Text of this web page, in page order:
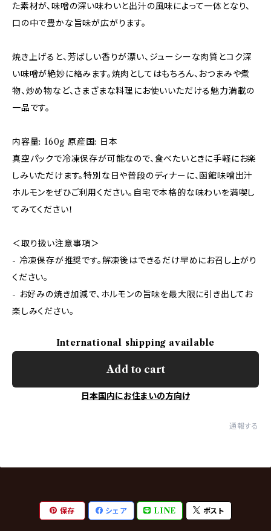
た素材が、味噌の深い味わいと出汁の風味によって一体となり、
口の中で豊かな旨味が広がります。
焼き上げると、芳ばしい香りが漂い、ジューシーな肉質とコク深
い味噌が絶妙に絡みます。焼肉としてはもちろん、おつまみや煮
物、炒め物など、さまざまな料理にお使いいただける魅力満載の
一品です。
内容量: 160g 原産国: 日本
真空パックで冷凍保存が可能なので、食べたいときに手軽にお楽
しみいただけます。特別な日や普段のディナーに、函館味噌出汁
ホルモンをぜひご利用ください。自宅で本格的な味わいを満喫し
てみてください！
＜取り扱い注意事項＞
- 冷凍保存が推奨です。解凍後はできるだけ早めにお召し上がり
ください。
- お好みの焼き加減で、ホルモンの旨味を最大限に引き出してお
楽しみください。
International shipping available
Add to cart
日本国内にお住まいの方向け
通報する
保存 シェア LINE ポスト